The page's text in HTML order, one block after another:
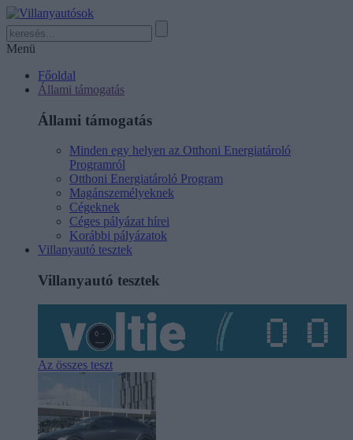
Menü
Főoldal
Állami támogatás
Állami támogatás
Minden egy helyen az Otthoni Energiatároló
Programról
Otthoni Energiatároló Program
Magánszemélyeknek
Cégeknek
Céges pályázat hírei
Korábbi pályázatok
Villanyautó tesztek
Villanyautó tesztek
Az összes teszt